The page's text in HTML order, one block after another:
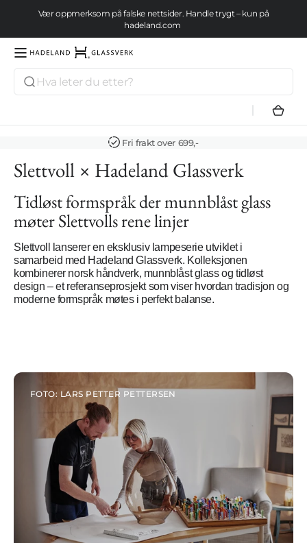
Vær oppmerksom på falske nettsider. Handle trygt – kun på
hadeland.com
Se tilbud her
Hadeland
Søk
Frakt fra kun 69,-
Slettvoll × Hadeland Glassverk
Tidløst formspråk der munnblåst glass
møter Slettvolls rene linjer
Slettvoll lanserer en eksklusiv lampeserie utviklet i
samarbeid med Hadeland Glassverk. Kolleksjonen
kombinerer norsk håndverk, munnblåst glass og tidløst
design – et referanseprosjekt som viser hvordan tradisjon og
moderne formspråk møtes i perfekt balanse.
FOTO: LARS PETTER PETTERSEN